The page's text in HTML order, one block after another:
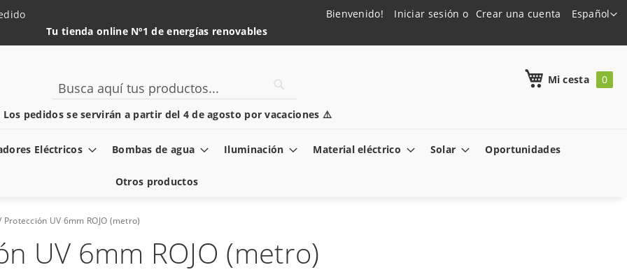
Lenguaje
Español
Bienvenido! Iniciar sesión Crear una cuenta
Tu tienda online Nº1 de energías renovables
pedidos se servirán a partir del 4 de agosto por vacaciones ⚠️
Mi cesta
Search
Eléctricos Bombas de agua Iluminación Material eléctrico Solar Oportunidades
Otros productos
Protección UV 6mm ROJO (metro)
UV 6mm ROJO (metro)